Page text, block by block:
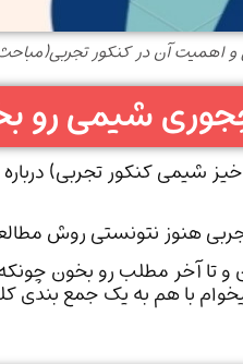
اهمیت آن در کنکور
شیمی رو
شیمی کنکور تجربی)
هنوز نتونستی روش
و تا آخر مطلب رو بخون
با هم به یک جمع بندی